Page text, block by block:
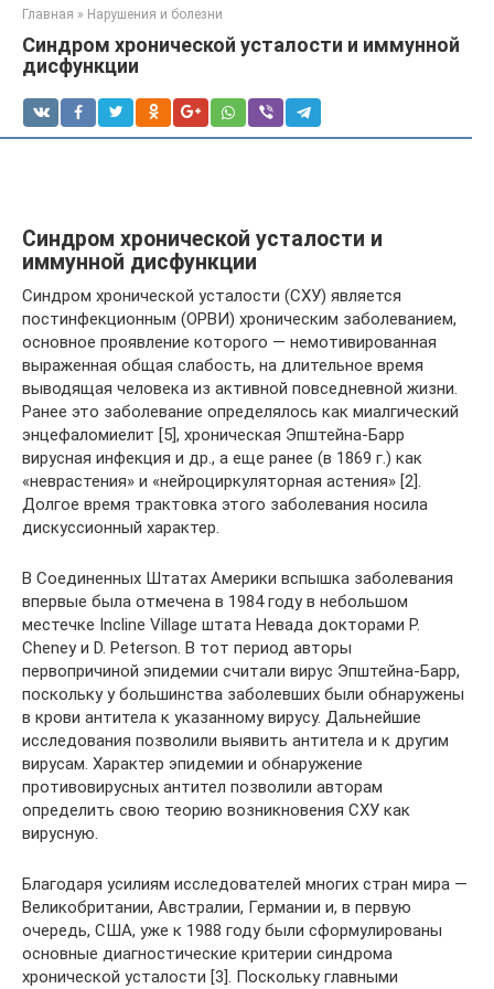
Главная » Нарушения и болезни
Синдром хронической усталости и иммунной
дисфункции
Синдром хронической усталости и
иммунной дисфункции
Синдром хронической усталости (СХУ) является
постинфекционным (ОРВИ) хроническим заболеванием,
основное проявление которого — немотивированная
выраженная общая слабость, на длительное время
выводящая человека из активной повседневной жизни.
Ранее это заболевание определялось как миалгический
энцефаломиелит [5], хроническая Эпштейна-Барр
вирусная инфекция и др., а еще ранее (в 1869 г.) как
«неврастения» и «нейроциркуляторная астения» [2].
Долгое время трактовка этого заболевания носила
дискуссионный характер.
В Соединенных Штатах Америки вспышка заболевания
впервые была отмечена в 1984 году в небольшом
местечке Incline Village штата Невада докторами P.
Cheney и D. Peterson. В тот период авторы
первопричиной эпидемии считали вирус Эпштейна-Барр,
поскольку у большинства заболевших были обнаружены
в крови антитела к указанному вирусу. Дальнейшие
исследования позволили выявить антитела и к другим
вирусам. Характер эпидемии и обнаружение
противовирусных антител позволили авторам
определить свою теорию возникновения СХУ как
вирусную.
Благодаря усилиям исследователей многих стран мира —
Великобритании, Австралии, Германии и, в первую
очередь, США, уже к 1988 году были сформулированы
основные диагностические критерии синдрома
хронической усталости [3]. Поскольку главными